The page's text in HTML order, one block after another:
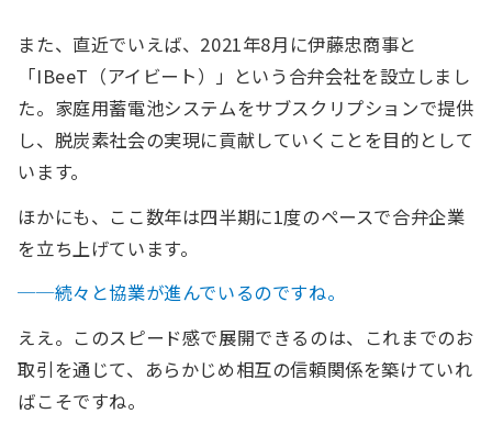
また、直近でいえば、2021年8月に伊藤忠商事と
「IBeeT（アイビート）」という合弁会社を設立しまし
た。家庭用蓄電池システムをサブスクリプションで提供
し、脱炭素社会の実現に貢献していくことを目的として
います。
ほかにも、ここ数年は四半期に1度のペースで合弁企業
を立ち上げています。
──続々と協業が進んでいるのですね。
ええ。このスピード感で展開できるのは、これまでのお
取引を通じて、あらかじめ相互の信頼関係を築けていれ
ばこそですね。